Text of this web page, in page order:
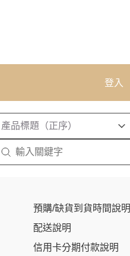
登入
排序
Sort content
產品標題（正序）
Sort content
搜尋
Search content
預購/缺貨到貨時間說明
配送說明
信用卡分期付款說明